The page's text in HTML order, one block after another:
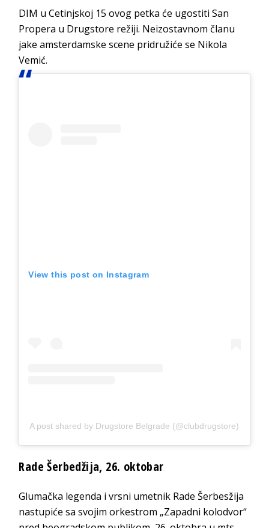
DIM u Cetinjskoj 15 ovog petka će ugostiti San
Propera u Drugstore režiji. Neizostavnom članu
jake amsterdamske scene pridružiće se Nikola
Vemić.
View this post on Instagram
A post shared by Drugstore Belgrade (@clubdrugstore)
Rade Šerbedžija, 26. oktobar
Glumačka legenda i vrsni umetnik Rade Šerbesžija
nastupiće sa svojim orkestrom „Zapadni kolodvor“